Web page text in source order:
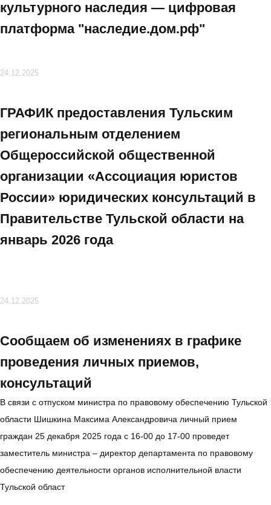
культурного наследия — цифровая
платформа "наследие.дом.рф"
24.12.2025
ГРАФИК предоставления Тульским
региональным отделением
Общероссийской общественной
организации «Ассоциация юристов
России» юридических консультаций в
Правительстве Тульской области на
январь 2026 года
24.12.2025
Сообщаем об изменениях в графике
проведения личных приемов,
консультаций
В связи с отпуском министра по правовому обеспечению Тульской
области Шишкина Максима Александровича личный прием
граждан 25 декабря 2025 года с 16-00 до 17-00 проведет
заместитель министра – директор департамента по правовому
обеспечению деятельности органов исполнительной власти
Тульской област